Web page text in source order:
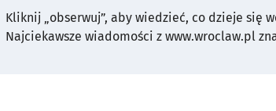
Kliknij „obserwuj”, aby wiedzieć, co dzieje się
Najciekawsze wiadomości z www.wroclaw.pl